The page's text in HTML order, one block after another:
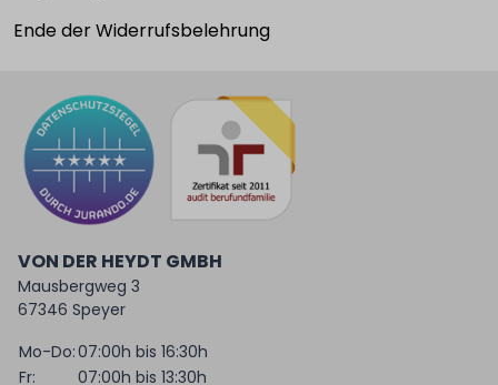
Ende der Widerrufsbelehrung
VON DER HEYDT GMBH
Mausbergweg 3
67346 Speyer
Mo-Do:07:00h bis 16:30h
Fr:
07:00h bis 13:30h